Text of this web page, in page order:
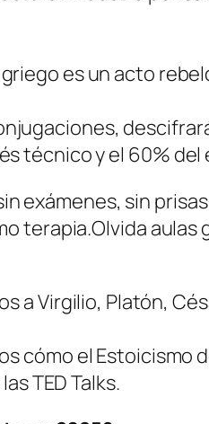
es un acto
técnico y el 60%
exámenes, sin
terapia.Olvida
a Virgilio, Platón,
cómo el Estoicismo
TED Talks.